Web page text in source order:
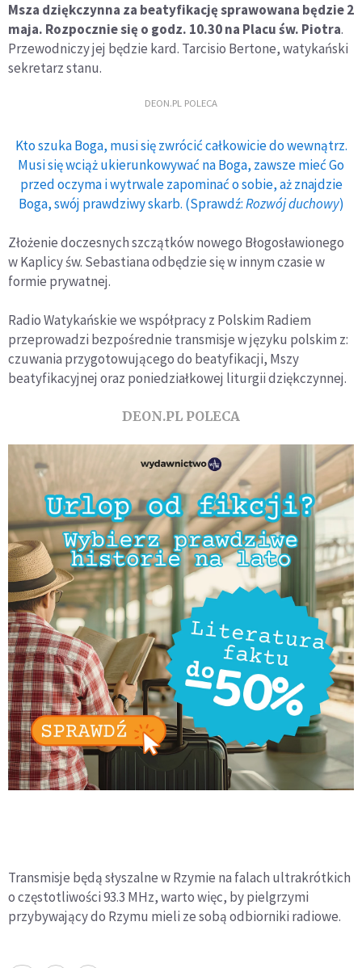
Msza dziękczynna za beatyfikację sprawowana będzie 2
maja. Rozpocznie się o godz. 10.30 na Placu św. Piotra.
Przewodniczy jej będzie kard. Tarcisio Bertone, watykański
sekretarz stanu.
DEON.PL POLECA
Kto szuka Boga, musi się zwrócić całkowicie do wewnątrz.
Musi się wciąż ukierunkowywać na Boga, zawsze mieć Go
przed oczyma i wytrwale zapominać o sobie, aż znajdzie
Boga, swój prawdziwy skarb. (Sprawdź:Rozwój duchowy)
Złożenie doczesnych szczątków nowego Błogosławionego
w Kaplicy św. Sebastiana odbędzie się w innym czasie w
formie prywatnej.
Radio Watykańskie we współpracy z Polskim Radiem
przeprowadzi bezpośrednie transmisje w języku polskim z:
czuwania przygotowującego do beatyfikacji, Mszy
beatyfikacyjnej oraz poniedziałkowej liturgii dziękczynnej.
DEON.PL POLECA
Transmisje będą słyszalne w Rzymie na falach ultrakrótkich
o częstotliwości 93.3 MHz, warto więc, by pielgrzymi
przybywający do Rzymu mieli ze sobą odbiorniki radiowe.